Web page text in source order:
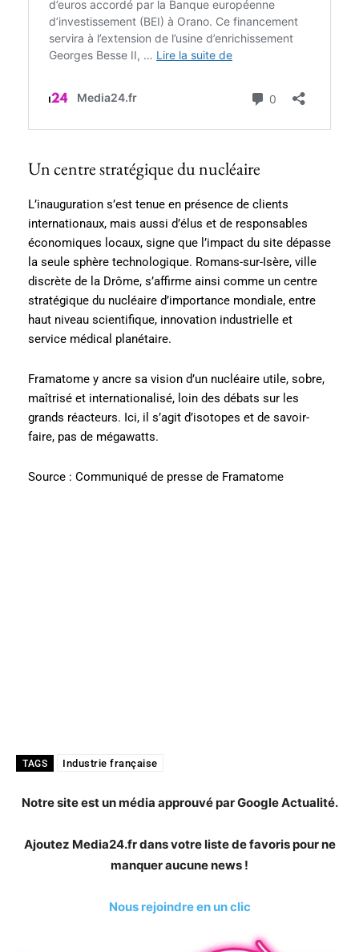
Un centre stratégique du nucléaire
L’inauguration s’est tenue en présence de clients
internationaux, mais aussi d’élus et de responsables
économiques locaux, signe que l’impact du site dépasse
la seule sphère technologique. Romans-sur-Isère, ville
discrète de la Drôme, s’affirme ainsi comme un centre
stratégique du nucléaire d’importance mondiale, entre
haut niveau scientifique, innovation industrielle et
service médical planétaire.
Framatome y ancre sa vision d’un nucléaire utile, sobre,
maîtrisé et internationalisé, loin des débats sur les
grands réacteurs. Ici, il s’agit d’isotopes et de savoir-
faire, pas de mégawatts.
Source : Communiqué de presse de Framatome
TAGS Industrie française
Notre site est un média approuvé par Google Actualité.
Ajoutez Media24.fr dans votre liste de favoris pour ne
manquer aucune news !
Nous rejoindre en un clic